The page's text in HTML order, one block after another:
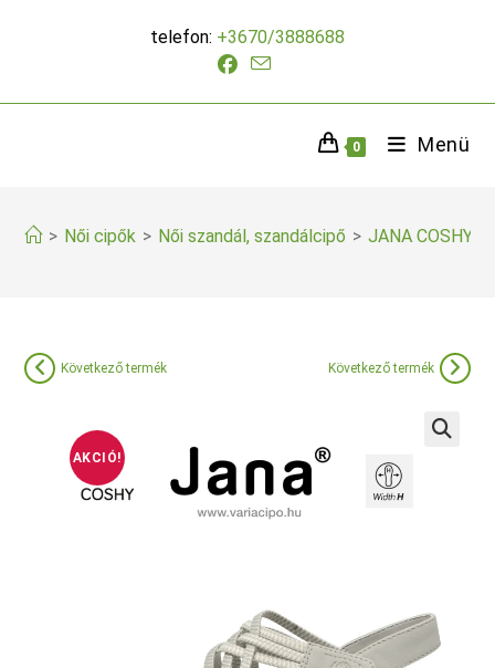
telefon: +3670/3888688
0 Menü
> Női cipők > Női szandál, szandálcipő > JANA COSHY
AKCIÓ!
Következő termék Következő termék